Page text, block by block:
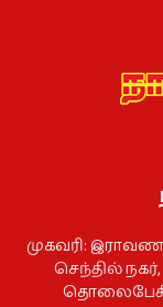
முகவரி:
செந்தில்
தொலைபேசி: